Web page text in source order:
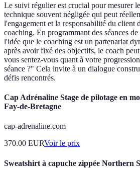
Le suivi régulier est crucial pour mesurer
technique souvent négligée qui peut
l'engagement et la responsabilité du client
coaching. En programmant des séances
l'idée que le coaching est un partenariat
après avoir fixé des objectifs, le coach
vous sentez-vous quant à votre
séance ?" Cela invite à un dialogue
défis rencontrés.
Cap Adrénaline Stage de pilotage en
Fay-de-Bretagne
cap-adrenaline.com
370.00 EURVoir le prix
Sweatshirt à capuche zippée Northern